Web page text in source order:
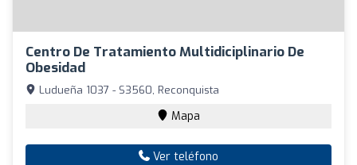
Centro De Tratamiento Multidiciplinario De
Obesidad
Ludueña 1037 - S3560, Reconquista
Mapa
Ver teléfono